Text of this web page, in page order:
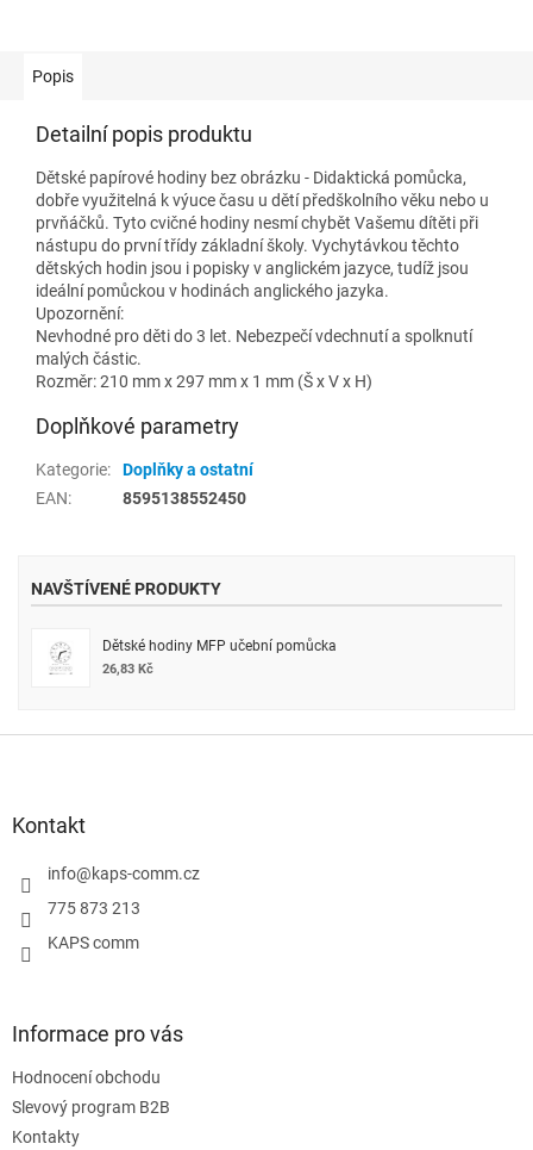
Popis
Detailní popis produktu
Dětské papírové hodiny bez obrázku - Didaktická pomůcka,
dobře využitelná k výuce času u dětí předškolního věku nebo u
prvňáčků. Tyto cvičné hodiny nesmí chybět Vašemu dítěti při
nástupu do první třídy základní školy. Vychytávkou těchto
dětských hodin jsou i popisky v anglickém jazyce, tudíž jsou
ideální pomůckou v hodinách anglického jazyka.
Upozornění:
Nevhodné pro děti do 3 let. Nebezpečí vdechnutí a spolknutí
malých částic.
Rozměr: 210 mm x 297 mm x 1 mm (Š x V x H)
Doplňkové parametry
Kategorie:
Doplňky a ostatní
EAN: 8595138552450
NAVŠTÍVENÉ PRODUKTY
Dětské hodiny MFP učební pomůcka
26,83 Kč
Kontakt
info@kaps-comm.cz
775 873 213
KAPS comm
Informace pro vás
Hodnocení obchodu
Slevový program B2B
Kontakty